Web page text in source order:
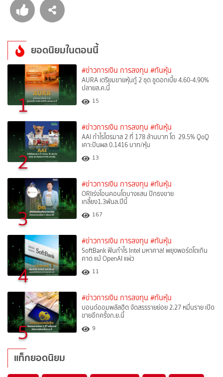
ยอดนิยมในตอนนี้
1
#ข่าวการเงิน การลงทุน #ทันหุ้น
AURA เตรียมขายหุ้นกู้ 2 ชุด ชูดอกเบี้ย 4.60-4.90%
ปลายส.ค.นี้
15
2
#ข่าวการเงิน การลงทุน #ทันหุ้น
AAI กำไรไตรมาส 2 ที่ 178 ล้านบาท โต 29.5% QoQ
เคาะปันผล 0.1416 บาท/หุ้น
13
3
#ข่าวการเงิน การลงทุน #ทันหุ้น
ORIเร่งโอนคอนโดบางแสน ปักธงขาย
เกลี้ยง1.3พันล.ปีนี้
167
4
#ข่าวการเงิน การลงทุน #ทันหุ้น
SoftBank ฟันกำไร Intel มหาศาล! พยุงพอร์ตโตเกิน
คาด แม้ OpenAI แผ่ว
11
5
#ข่าวการเงิน การลงทุน #ทันหุ้น
บอนด์ออมพลัสฮิต จัดสรรรายย่อย 2.27 หมื่นราย เปิด
ขายอีกครั้งก.ย.นี้
9
แท็กยอดนิยม